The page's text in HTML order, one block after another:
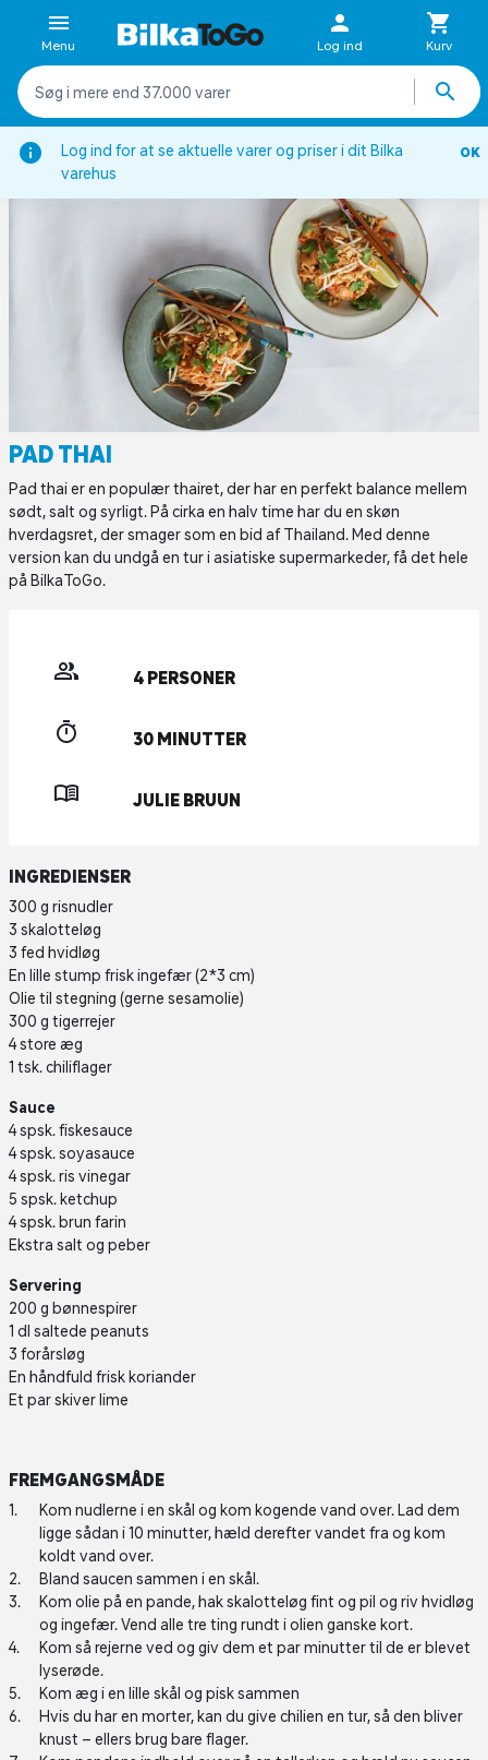
Log ind for at se aktuelle varer og priser i dit Bilka
varehus
OK
Menu Log ind Kurv
Aftensmad Asiatisk inspirerede retter Pad thai
PAD THAI
Pad thai er en populær thairet, der har en perfekt balance mellem
sødt, salt og syrligt. På cirka en halv time har du en skøn
hverdagsret, der smager som en bid af Thailand. Med denne
version kan du undgå en tur i asiatiske supermarkeder, få det hele
på BilkaToGo.
4 PERSONER
30 MINUTTER
JULIE BRUUN
INGREDIENSER
300 g risnudler
3 skalotteløg
3 fed hvidløg
En lille stump frisk ingefær (2*3 cm)
Olie til stegning (gerne sesamolie)
300 g tigerrejer
4 store æg
1 tsk. chiliflager
Sauce
4 spsk. fiskesauce
4 spsk. soyasauce
4 spsk. ris vinegar
5 spsk. ketchup
4 spsk. brun farin
Ekstra salt og peber
Servering
200 g bønnespirer
1 dl saltede peanuts
3 forårsløg
En håndfuld frisk koriander
Et par skiver lime
FREMGANGSMÅDE
Kom nudlerne i en skål og kom kogende vand over. Lad dem
ligge sådan i 10 minutter, hæld derefter vandet fra og kom
koldt vand over.
Bland saucen sammen i en skål.
Kom olie på en pande, hak skalotteløg fint og pil og riv hvidløg
og ingefær. Vend alle tre ting rundt i olien ganske kort.
Kom så rejerne ved og giv dem et par minutter til de er blevet
lyserøde.
Kom æg i en lille skål og pisk sammen
Hvis du har en morter, kan du give chilien en tur, så den bliver
knust – ellers brug bare flager.